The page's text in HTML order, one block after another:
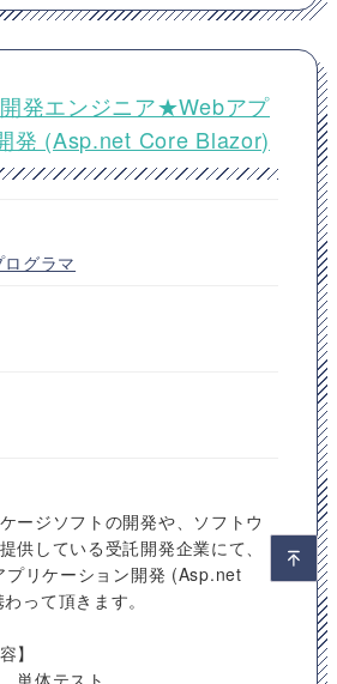
開発エンジニア★Webアプ
発 (Asp.net Core Blazor)
グラマ
ージソフトの開発や、ソフトウ
供している受託開発企業にて、
プリケーション開発 (Asp.net
って頂きます。
】
単体テスト